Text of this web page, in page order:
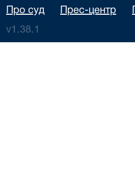
Про суд Прес-центр
v1.38.1